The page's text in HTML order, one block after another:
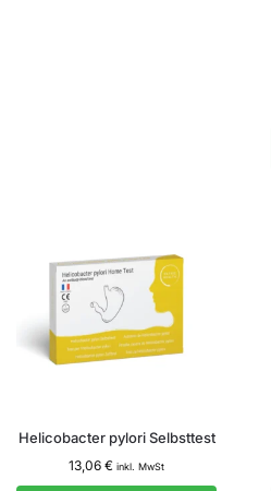
Helicobacter pylori Selbsttest
13,06 € inkl. MwSt